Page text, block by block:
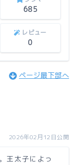
685
レビュー
0
ページ最下部へ
2026年02月12日公開
王太子によっ